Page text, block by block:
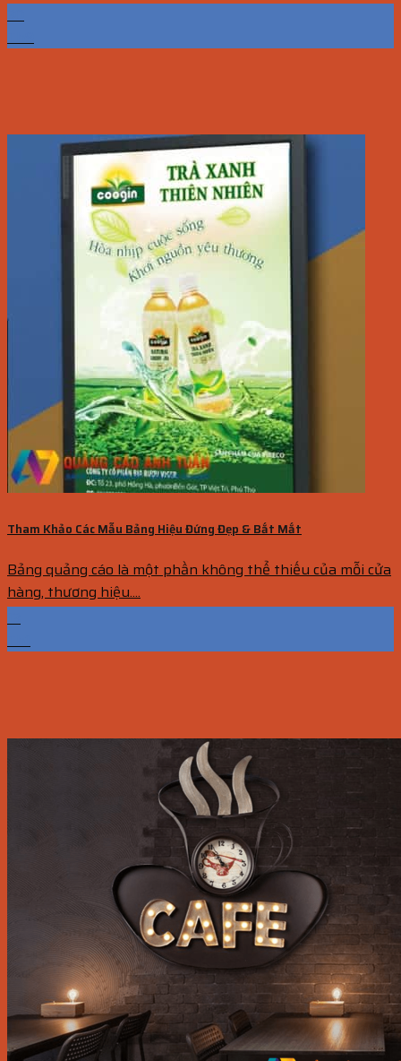
Tham Khảo Các Mẫu Bảng Hiệu Đứng Đẹp & Bắt Mắt
Bảng quảng cáo là một phần không thể thiếu của mỗi cửa
hàng, thương hiệu....
13
Th1